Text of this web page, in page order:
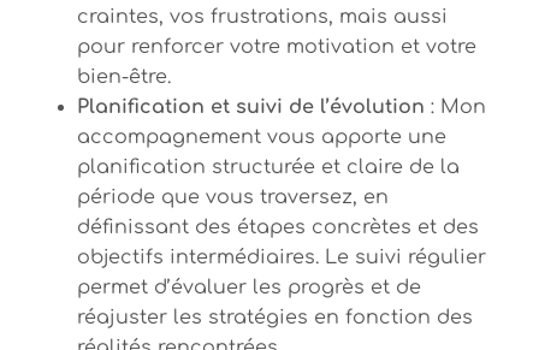
craintes, vos frustrations, mais aussi
pour renforcer votre motivation et votre
bien-être.
Planification et suivi de l’évolution : Mon
accompagnement vous apporte une
planification structurée et claire de la
période que vous traversez, en
définissant des étapes concrètes et des
objectifs intermédiaires. Le suivi régulier
permet d’évaluer les progrès et de
réajuster les stratégies en fonction des